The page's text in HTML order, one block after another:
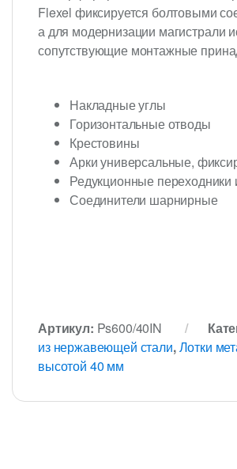
Flexel фиксируется болтовыми
а для модернизации магистрали
сопутствующие монтажные
Накладные углы
Горизонтальные отводы
Крестовины
Арки универсальные,
Редукционные переходники
Соединители шарнирные
Артикул: Ps600/40IN
из нержавеющей стали,Лотки
высотой 40 мм